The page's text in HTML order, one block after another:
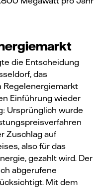
die Entscheidung
das
Regelenergiemarkt
Einführung wieder
Ursprünglich wurde
Zuschlag auf
also für das
gezahlt wird. Der
abgerufene
Mit dem